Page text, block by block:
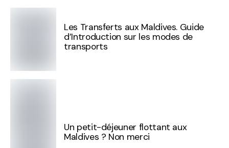
Les Transferts aux Maldives. Guide
d’Introduction sur les modes de
transports
Un petit-déjeuner flottant aux
Maldives ? Non merci